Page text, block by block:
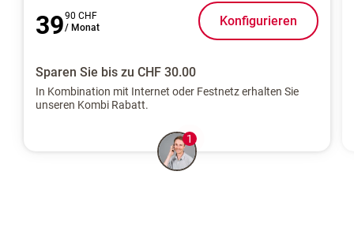
3990 CHF
/ Monat
Konfigurieren
Sparen Sie bis zu CHF 30.00
In Kombination mit Internet oder Festnetz erhalten Sie
unseren Kombi Rabatt.